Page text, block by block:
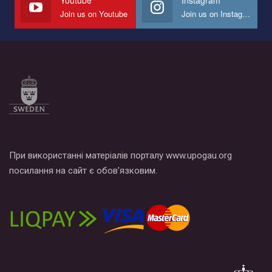
Все, что вам нужно сделать - это зайти на наш канал YouTube
по этой ссылке и поставить лайк под видео.
Join us on Youtube Join us on Instagram
При використанні матеріалів порталу www.upogau.org
посилання на сайт є обов’язковим.